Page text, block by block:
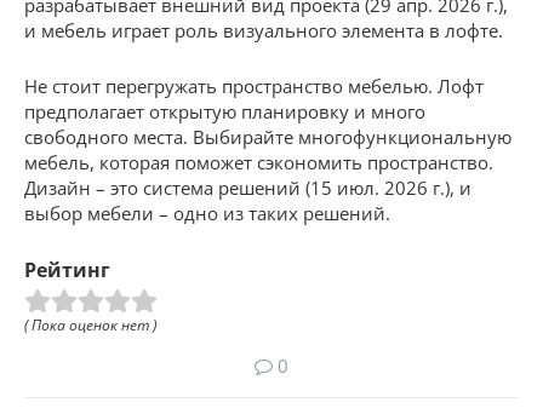
разрабатывает внешний вид проекта (29 апр. 2026 г.),
и мебель играет роль визуального элемента в лофте.
Не стоит перегружать пространство мебелью. Лофт
предполагает открытую планировку и много
свободного места. Выбирайте многофункциональную
мебель, которая поможет сэкономить пространство.
Дизайн – это система решений (15 июл. 2026 г.), и
выбор мебели – одно из таких решений.
Рейтинг
( Пока оценок нет )
0